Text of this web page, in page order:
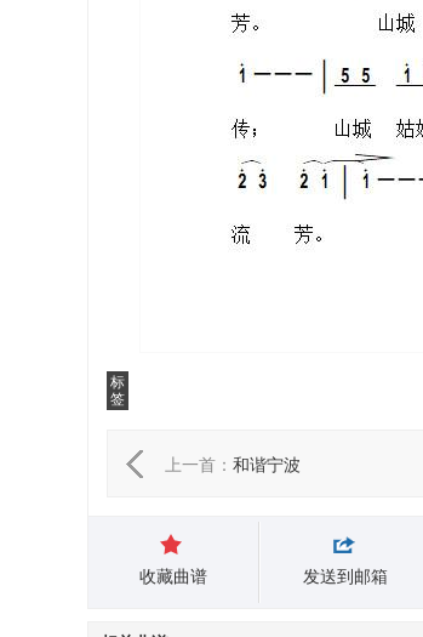
标
签
上一首： 和谐宁波
收藏曲谱 发送到邮箱